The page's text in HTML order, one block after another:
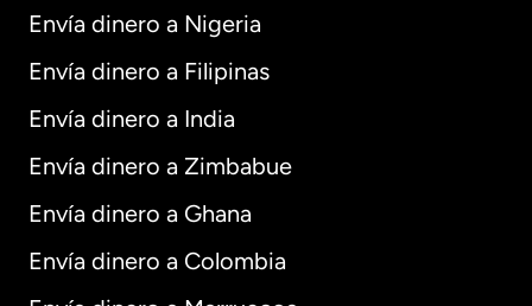
Envía dinero a Nigeria
Envía dinero a Filipinas
Envía dinero a India
Envía dinero a Zimbabue
Envía dinero a Ghana
Envía dinero a Colombia